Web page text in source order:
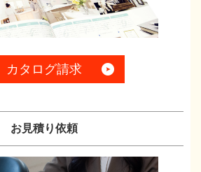
カタログ請求
お見積り依頼